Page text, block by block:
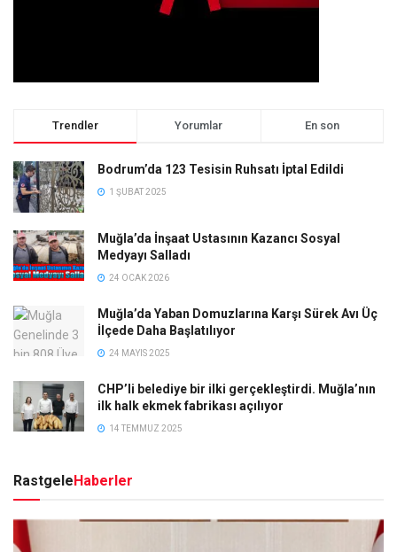
Trendler Yorumlar En son
Bodrum’da 123 Tesisin Ruhsatı İptal Edildi
1 ŞUBAT 2025
Muğla’da İnşaat Ustasının Kazancı Sosyal
Medyayı Salladı
24 OCAK 2026
Muğla’da Yaban Domuzlarına Karşı Sürek Avı Üç
İlçede Daha Başlatılıyor
24 MAYIS 2025
CHP’li belediye bir ilki gerçekleştirdi. Muğla’nın
ilk halk ekmek fabrikası açılıyor
14 TEMMUZ 2025
RastgeleHaberler